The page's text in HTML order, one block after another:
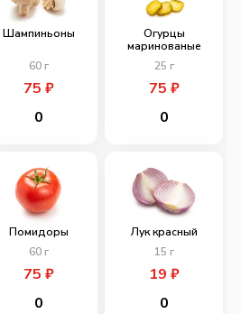
Шампиньоны
60г
75 ₽
0
Огурцы
маринованые
25 г
75 ₽
0
Помидоры
60г
75 ₽
0
Лук красный
15 г
19 ₽
0